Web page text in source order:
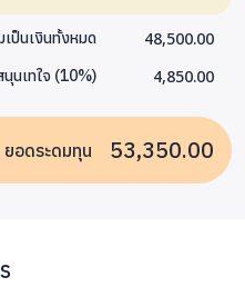
เป็นเงินทั้งหมด 48,500.00
นเทใจ (10%) 4,850.00
ยอดระดมทุน 53,350.00